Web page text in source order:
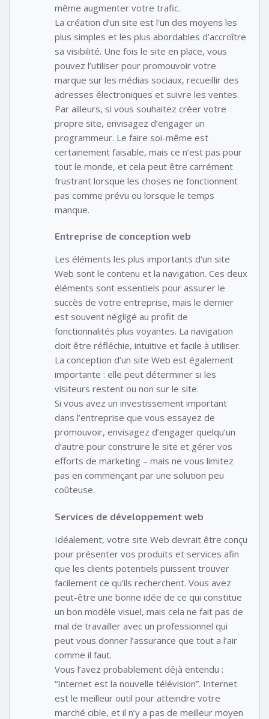
même augmenter votre trafic.
La création d’un site est l’un des moyens les
plus simples et les plus abordables d’accroître
sa visibilité. Une fois le site en place, vous
pouvez l’utiliser pour promouvoir votre
marque sur les médias sociaux, recueillir des
adresses électroniques et suivre les ventes.
Par ailleurs, si vous souhaitez créer votre
propre site, envisagez d’engager un
programmeur. Le faire soi-même est
certainement faisable, mais ce n’est pas pour
tout le monde, et cela peut être carrément
frustrant lorsque les choses ne fonctionnent
pas comme prévu ou lorsque le temps
manque.
Entreprise de conception web
Les éléments les plus importants d’un site
Web sont le contenu et la navigation. Ces deux
éléments sont essentiels pour assurer le
succès de votre entreprise, mais le dernier
est souvent négligé au profit de
fonctionnalités plus voyantes. La navigation
doit être réfléchie, intuitive et facile à utiliser.
La conception d’un site Web est également
importante : elle peut déterminer si les
visiteurs restent ou non sur le site.
Si vous avez un investissement important
dans l’entreprise que vous essayez de
promouvoir, envisagez d’engager quelqu’un
d’autre pour construire le site et gérer vos
efforts de marketing – mais ne vous limitez
pas en commençant par une solution peu
coûteuse.
Services de développement web
Idéalement, votre site Web devrait être conçu
pour présenter vos produits et services afin
que les clients potentiels puissent trouver
facilement ce qu’ils recherchent. Vous avez
peut-être une bonne idée de ce qui constitue
un bon modèle visuel, mais cela ne fait pas de
mal de travailler avec un professionnel qui
peut vous donner l’assurance que tout a l’air
comme il faut.
Vous l’avez probablement déjà entendu :
“Internet est la nouvelle télévision”. Internet
est le meilleur outil pour atteindre votre
marché cible, et il n’y a pas de meilleur moyen